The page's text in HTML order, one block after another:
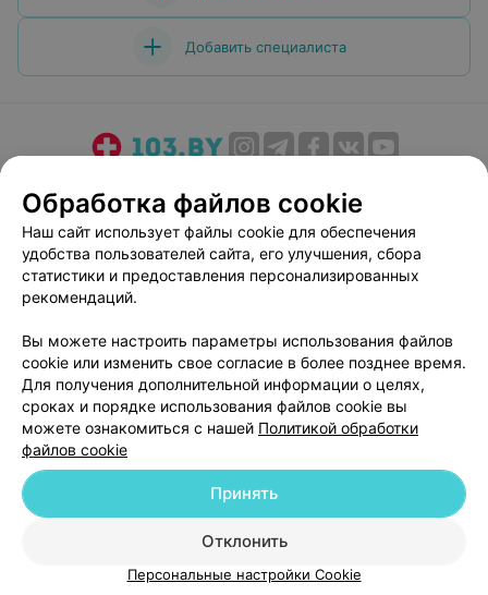
Добавить специалиста
Медицинский маркетинг
Публичный договор
Пользовательское соглашение
Способы оплаты
Вакансии
Партнеры
Написать руководителю 103.by
Персональные настройки cookie
Обработка персональных данных
© 2026 ООО «Артокс Лаб», УНП 191700409| 220012, Республика Беларусь,
г. Минск, улица Толбухина, 2, пом. 16 | help@103.by
Обработка файлов cookie
Наш сайт использует файлы cookie для обеспечения
удобства пользователей сайта, его улучшения, сбора
статистики и предоставления персонализированных
рекомендаций.
Вы можете настроить параметры использования файлов
cookie или изменить свое согласие в более позднее время.
Для получения дополнительной информации о целях,
сроках и порядке использования файлов cookie вы
можете ознакомиться с нашей Политикой обработки
файлов cookie
Отклонить
Принять
Персональные настройки Cookie